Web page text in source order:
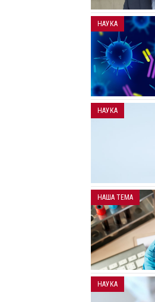
НАУКА
НАУКА
НАША ТЕМА
НАУКА